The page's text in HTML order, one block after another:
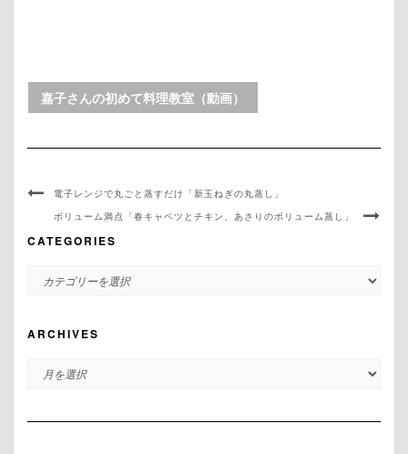
嘉子さんの初めて料理教室（動画）
電子レンジで丸ごと蒸すだけ「新玉ねぎの丸蒸し」
ボリューム満点「春キャベツとチキン、あさりのボリューム蒸し」
CATEGORIES
CATEGORIES
ARCHIVES
ARCHIVES